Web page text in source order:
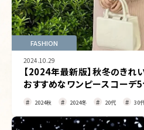
FASHION
2024.10.29
【2024年最新版】秋冬のきれ
おすすめなワンピースコーデ
2024秋 2024冬 20代 30